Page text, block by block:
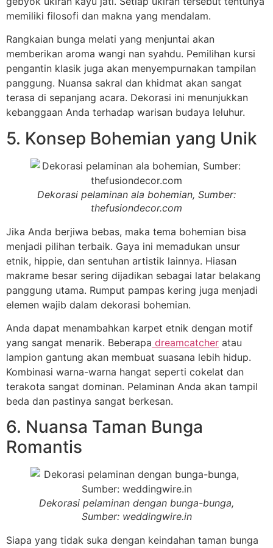
memiliki filosofi dan makna yang mendalam.
Rangkaian bunga melati yang menjuntai akan
memberikan aroma wangi nan syahdu. Pemilihan kursi
pengantin klasik juga akan menyempurnakan tampilan
panggung. Nuansa sakral dan khidmat akan sangat
terasa di sepanjang acara. Dekorasi ini menunjukkan
kebanggaan Anda terhadap warisan budaya leluhur.
5. Konsep Bohemian yang Unik
Dekorasi pelaminan ala bohemian, Sumber:
thefusiondecor.com
Jika Anda berjiwa bebas, maka tema bohemian bisa
menjadi pilihan terbaik. Gaya ini memadukan unsur
etnik, hippie, dan sentuhan artistik lainnya. Hiasan
makrame besar sering dijadikan sebagai latar belakang
panggung utama. Rumput pampas kering juga menjadi
elemen wajib dalam dekorasi bohemian.
Anda dapat menambahkan karpet etnik dengan motif
yang sangat menarik. Beberapa dreamcatcher atau
lampion gantung akan membuat suasana lebih hidup.
Kombinasi warna-warna hangat seperti cokelat dan
terakota sangat dominan. Pelaminan Anda akan tampil
beda dan pastinya sangat berkesan.
6. Nuansa Taman Bunga
Romantis
Dekorasi pelaminan dengan bunga-bunga,
Sumber: weddingwire.in
Siapa yang tidak suka dengan keindahan taman bunga